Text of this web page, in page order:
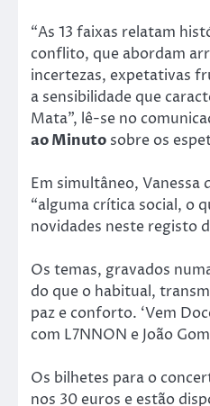
“As 13 faixas relatam
conflito, que abordam
incertezas, expetativas
a sensibilidade que
Mata”, lê-se no
ao Minuto sobre os
Em simultâneo, Vanessa
“alguma crítica social, o
novidades neste registo
Os temas, gravados
do que o habitual,
paz e conforto. ‘Vem
com L7NNON e João
Os bilhetes para o
nos 30 euros e estão